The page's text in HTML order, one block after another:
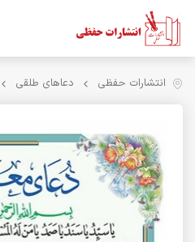
انتشارات حفظی دعاهای طلقی